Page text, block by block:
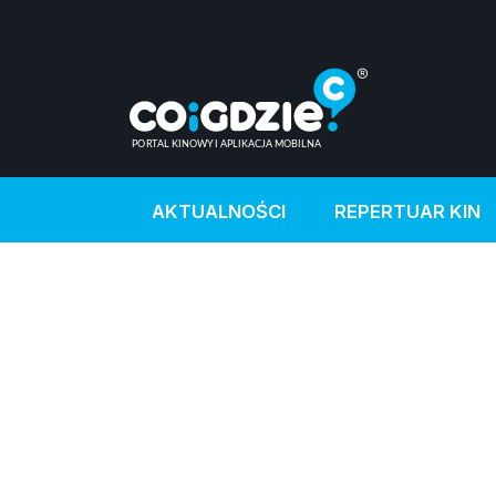
AKTUALNOŚCI REPERTUAR KIN